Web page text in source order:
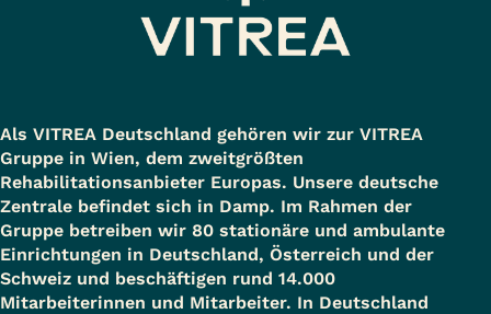
Als VITREA Deutschland gehören wir zur VITREA
Gruppe in Wien, dem zweitgrößten
Rehabilitationsanbieter Europas. Unsere deutsche
Zentrale befindet sich in Damp. Im Rahmen der
Gruppe betreiben wir 80 stationäre und ambulante
Einrichtungen in Deutschland, Österreich und der
Schweiz und beschäftigen rund 14.000
Mitarbeiterinnen und Mitarbeiter. In Deutschland